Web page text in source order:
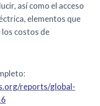
así como el acceso
elementos que
los costos de
org/reports/global-